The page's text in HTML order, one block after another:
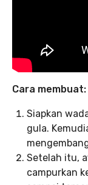
Cara membuat:
Siapkan
gula.
Setelah itu,
campurkan